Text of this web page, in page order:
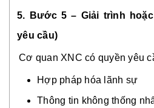
5. Bước 5 – Giải trình
yêu cầu)
Cơ quan XNC có quyền yêu
Hợp pháp hóa lãnh sự
Thông tin không thống